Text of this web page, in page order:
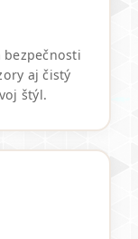
aj čistý
štýl.